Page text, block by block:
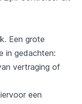
Een grote
in gedachten:
vertraging of
een